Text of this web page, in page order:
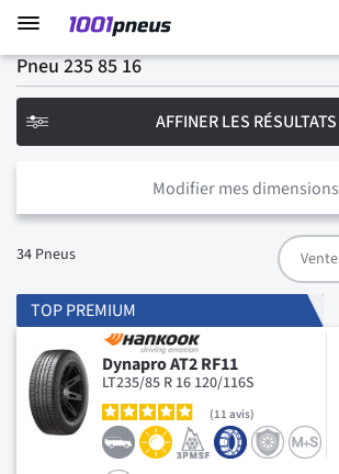
Pneu 235 85 16
Modifier mes dimensions
34 Pneus
TOP PREMIUM
Dynapro AT2 RF11
LT235/85 R 16 120/116S
11 avis
AFFINER LES RÉSULTATS